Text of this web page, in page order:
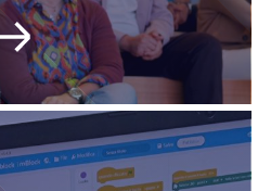
Immagine